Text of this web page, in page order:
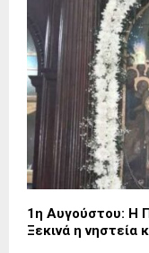
1η Αυγούστου: Η
Ξεκινά η νηστεία